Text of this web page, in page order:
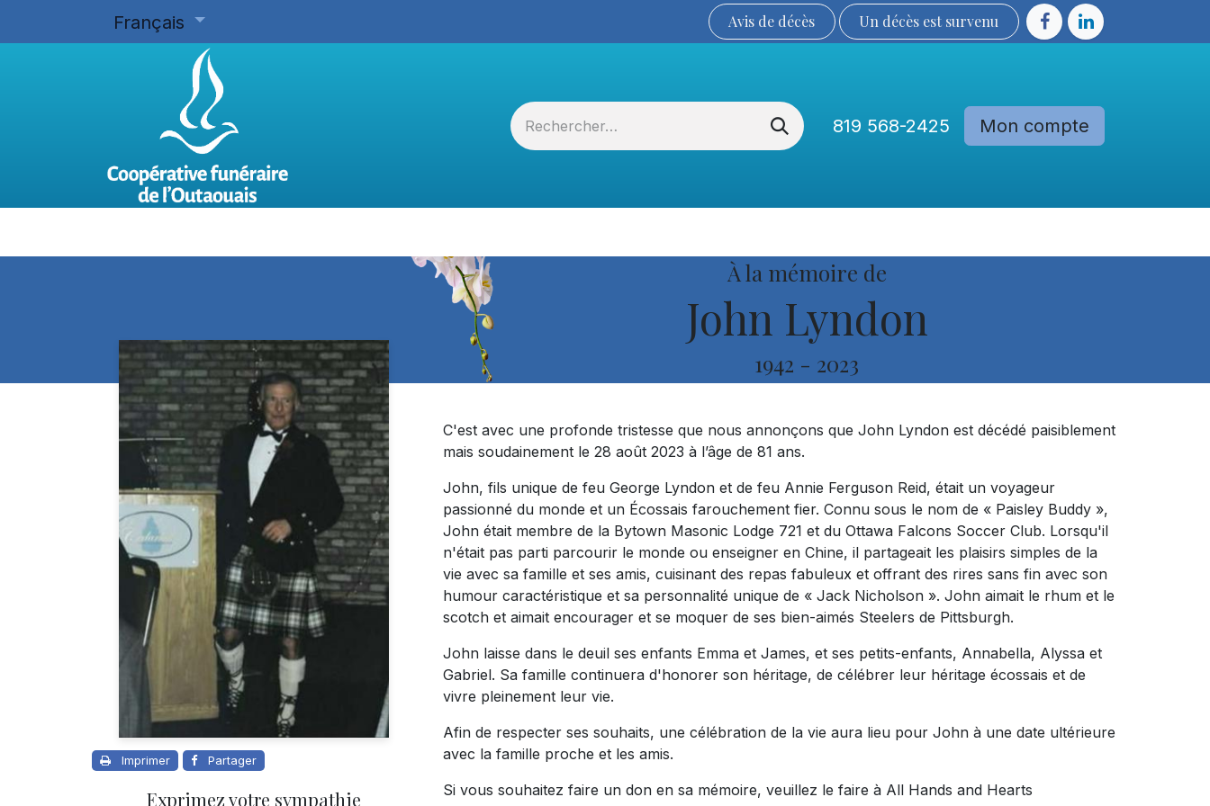
Français Avis de décès Un décès est sur​​​​​​​​ve​nu​​​​​​​​​​
819 568-2425 Mon compte
À la mémoire de
John Lyndon
1942 - 2023
Imprimer Partager
Exprimez votre sympathie
C'est avec une profonde tristesse que nous annonçons que John Lyndon est décédé paisiblement
mais soudainement le 28 août 2023 à l’âge de 81 ans.
John, fils unique de feu George Lyndon et de feu Annie Ferguson Reid, était un voyageur
passionné du monde et un Écossais farouchement fier. Connu sous le nom de « Paisley Buddy »,
John était membre de la Bytown Masonic Lodge 721 et du Ottawa Falcons Soccer Club. Lorsqu'il
n'était pas parti parcourir le monde ou enseigner en Chine, il partageait les plaisirs simples de la
vie avec sa famille et ses amis, cuisinant des repas fabuleux et offrant des rires sans fin avec son
humour caractéristique et sa personnalité unique de « Jack Nicholson ». John aimait le rhum et le
scotch et aimait encourager et se moquer de ses bien-aimés Steelers de Pittsburgh.
John laisse dans le deuil ses enfants Emma et James, et ses petits-enfants, Annabella, Alyssa et
Gabriel. Sa famille continuera d'honorer son héritage, de célébrer leur héritage écossais et de
vivre pleinement leur vie.
Afin de respecter ses souhaits, une célébration de la vie aura lieu pour John à une date ultérieure
avec la famille proche et les amis.
Si vous souhaitez faire un don en sa mémoire, veuillez le faire à All Hands and Hearts